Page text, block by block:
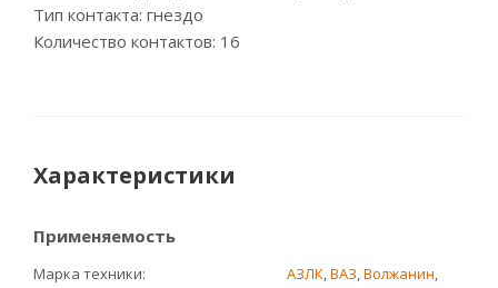
Тип контакта: гнездо
Количество контактов: 16
Характеристики
Применяемость
Марка техники АЗЛК,ВАЗ,Волжанин,